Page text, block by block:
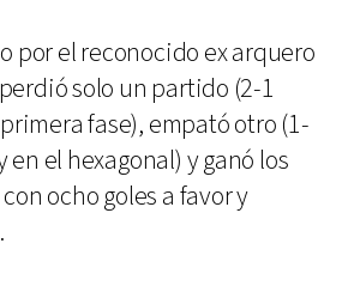
por el reconocido ex arquero
solo un partido (2-1
fase), empató otro (1-
el hexagonal) y ganó los
ocho goles a favor y